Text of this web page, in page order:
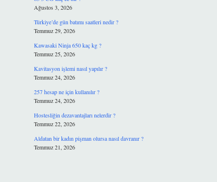
Ağustos 3, 2026
Türkiye’de gün batımı saatleri nedir ?
Temmuz 29, 2026
Kawasaki Ninja 650 kaç kg ?
Temmuz 25, 2026
Kavitasyon işlemi nasıl yapılır ?
Temmuz 24, 2026
257 hesap ne için kullanılır ?
Temmuz 24, 2026
Hostesliğin dezavantajları nelerdir ?
Temmuz 22, 2026
Aldatan bir kadın pişman olursa nasıl davranır ?
Temmuz 21, 2026